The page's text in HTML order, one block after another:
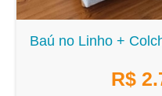
Baú no Linho +
R$